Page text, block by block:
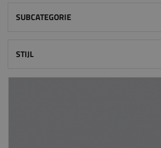
SUBCATEGORIE
STIJL